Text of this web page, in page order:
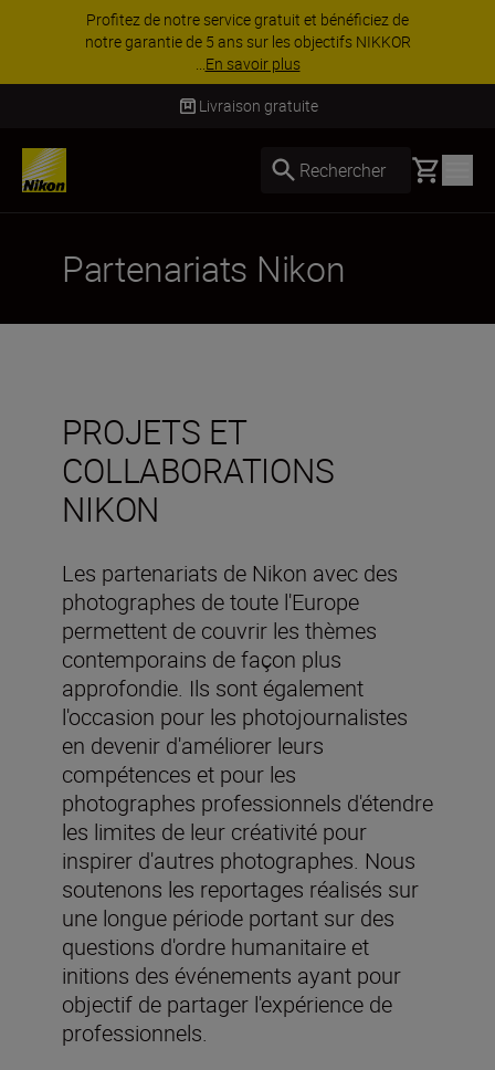
Profitez de notre service gratuit et bénéficiez de
notre garantie de 5 ans sur les objectifs NIKKOR
...En savoir plus
Livraison gratuite
Rechercher Basket
Partenariats Nikon
PROJETS ET
COLLABORATIONS
NIKON
Les partenariats de Nikon avec des
photographes de toute l'Europe
permettent de couvrir les thèmes
contemporains de façon plus
approfondie. Ils sont également
l'occasion pour les photojournalistes
en devenir d'améliorer leurs
compétences et pour les
photographes professionnels d'étendre
les limites de leur créativité pour
inspirer d'autres photographes. Nous
soutenons les reportages réalisés sur
une longue période portant sur des
questions d'ordre humanitaire et
initions des événements ayant pour
objectif de partager l'expérience de
professionnels.